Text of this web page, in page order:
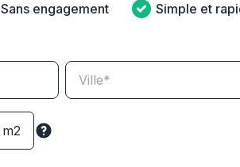
Sans engagement Simple et